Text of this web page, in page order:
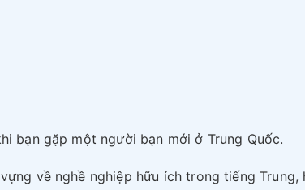
bạn gặp một người bạn mới ở Trung Quốc.
về nghề nghiệp hữu ích trong tiếng Trung,